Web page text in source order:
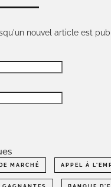
nouvel article est
MARCHÉ APPEL À